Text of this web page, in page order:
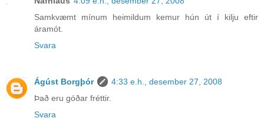
Samkvæmt mínum heimildum kemur hún út í kilju eftir
áramót.
Svara
Ágúst Borgþór
4:33 e.h., desember 27, 2008
Það eru góðar fréttir.
Svara